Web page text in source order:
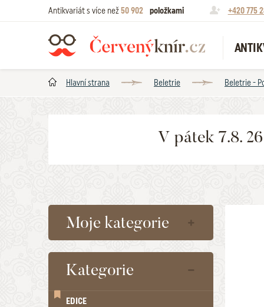
Antikvariát s více než50 902 položkami +420 775
Hlavní strana Beletrie Beletrie -
V pátek 7.8.
Moje kategorie
Kategorie
EDICE